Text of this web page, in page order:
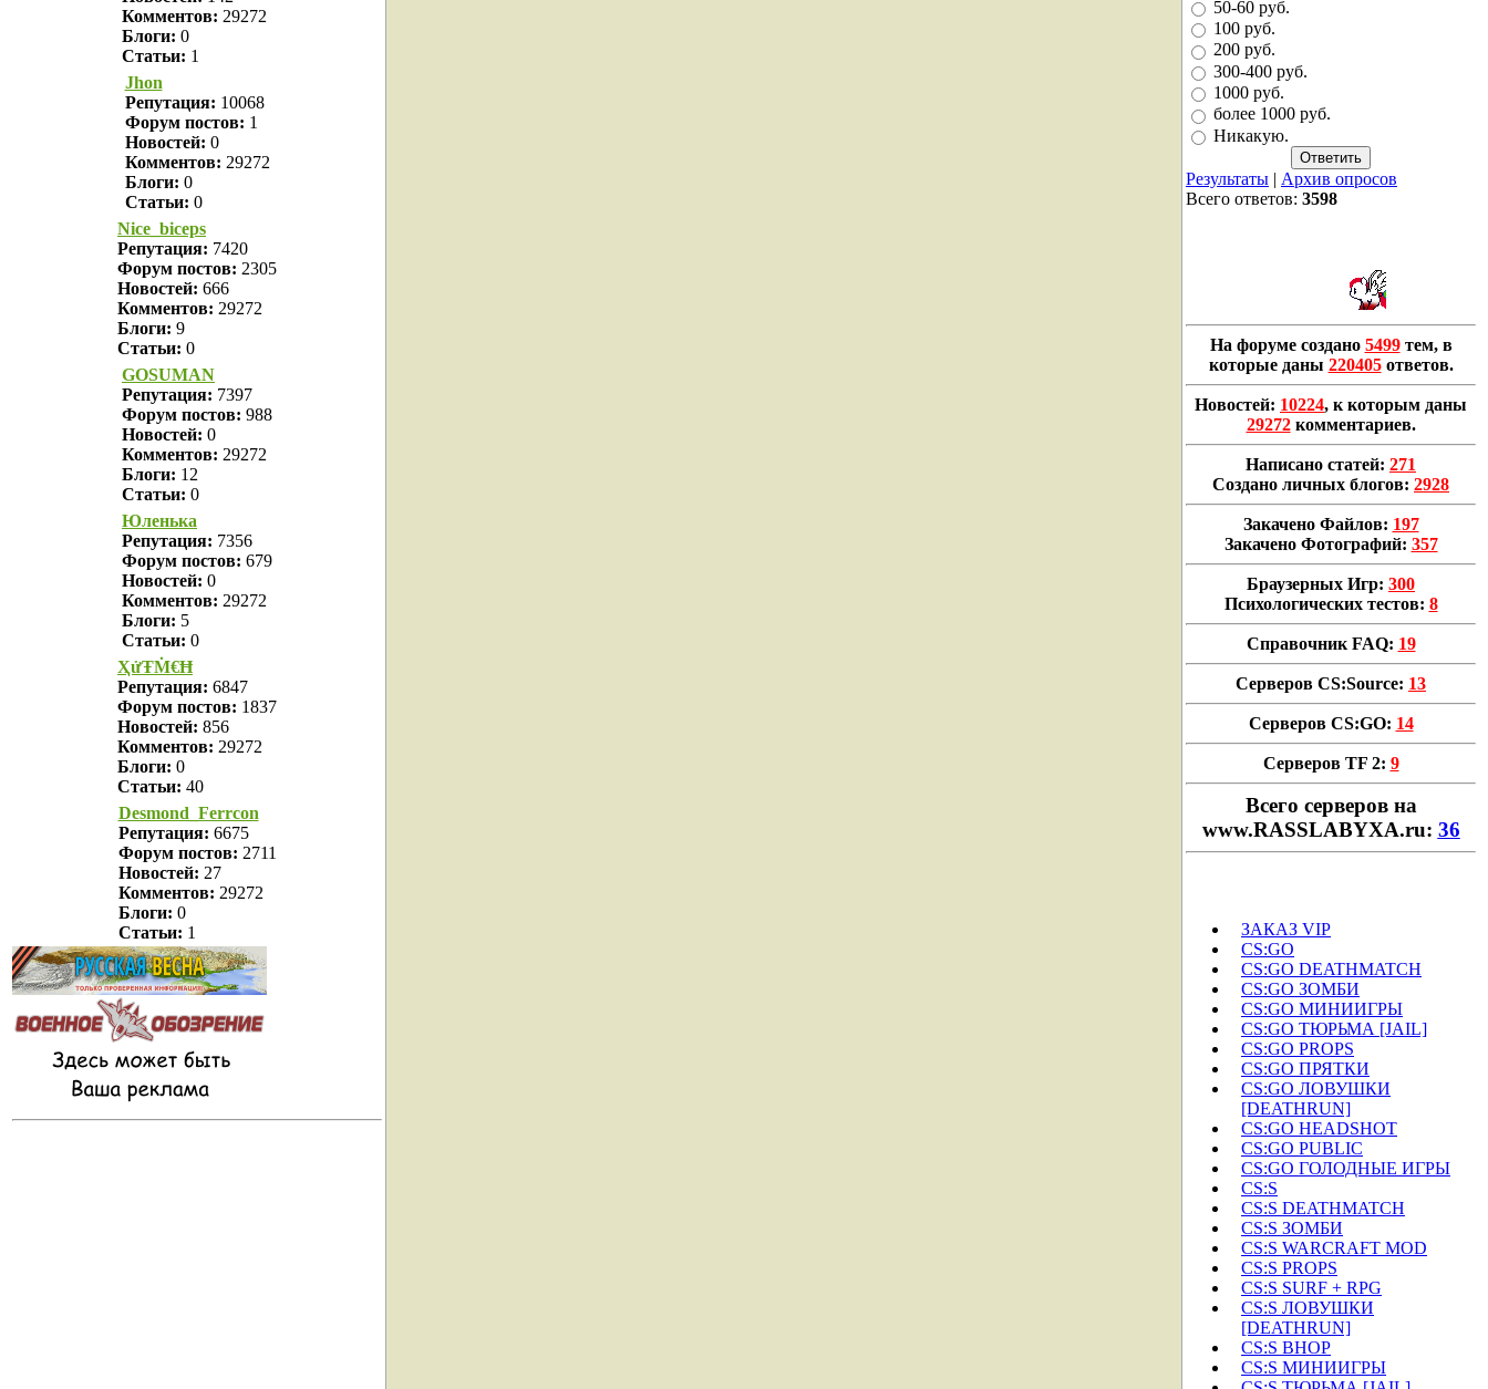
Комментов: 29272
Блоги: 0
Статьи: 1
Jhon
Репутация: 10068
Форум постов: 1
Новостей: 0
Комментов: 29272
Блоги: 0
Статьи: 0
Nice_biceps
Репутация: 7420
Форум постов: 2305
Новостей: 666
Комментов: 29272
Блоги: 9
Статьи: 0
GOSUMAN
Репутация: 7397
Форум постов: 988
Новостей: 0
Комментов: 29272
Блоги: 12
Статьи: 0
Юленька
Репутация: 7356
Форум постов: 679
Новостей: 0
Комментов: 29272
Блоги: 5
Статьи: 0
ҲửŦṀ€Ħ
Репутация: 6847
Форум постов: 1837
Новостей: 856
Комментов: 29272
Блоги: 0
Статьи: 40
Desmond_Ferrcon
Репутация: 6675
Форум постов: 2711
Новостей: 27
Комментов: 29272
Блоги: 0
Статьи: 1
50-60 руб.
100 руб.
200 руб.
300-400 руб.
1000 руб.
более 1000 руб.
Никакую.
Результаты | Архив опросов
Всего ответов: 3598
На форуме создано 5499тем, в
которые даны 220405ответов.
Новостей: 10224, к которым даны
29272комментариев.
Написано статей: 271
Создано личных блогов: 2928
Закачено Файлов: 197
Закачено Фотографий: 357
Браузерных Игр: 300
Психологических тестов: 8
Справочник FAQ: 19
Серверов CS:Source: 13
Серверов CS:GO: 14
Серверов TF 2: 9
Всего cерверов на
www.RASSLABYXA.ru: 36
ЗАКАЗ VIP
CS:GO
CS:GO DEATHMATCH
CS:GO ЗОМБИ
CS:GO МИНИИГРЫ
CS:GO ТЮРЬМА [JAIL]
CS:GO PROPS
CS:GO ПРЯТКИ
CS:GO ЛОВУШКИ
[DEATHRUN]
CS:GO HEADSHOT
CS:GO PUBLIC
CS:GO ГОЛОДНЫЕ ИГРЫ
CS:S
CS:S DEATHMATCH
CS:S ЗОМБИ
CS:S WARCRAFT MOD
CS:S PROPS
CS:S SURF + RPG
CS:S ЛОВУШКИ
[DEATHRUN]
CS:S BHOP
CS:S МИНИИГРЫ